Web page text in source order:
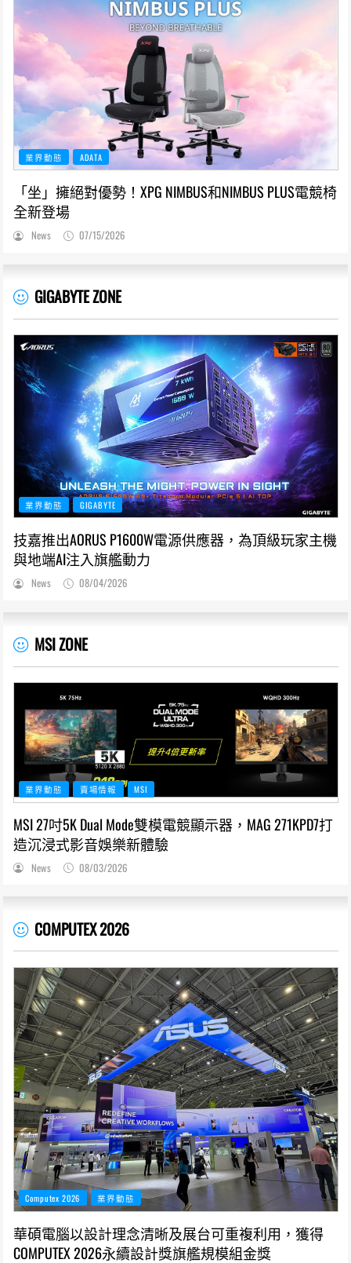
業界動態 ADATA
「坐」擁絕對優勢！XPG NIMBUS和NIMBUS PLUS電競椅
全新登場
News 07/15/2026
GIGABYTE ZONE
業界動態 GIGABYTE
技嘉推出AORUS P1600W電源供應器，為頂級玩家主機
與地端AI注入旗艦動力
News 08/04/2026
MSI ZONE
業界動態 賣場情報 MSI
MSI 27吋5K Dual Mode雙模電競顯示器，MAG 271KPD7打
造沉浸式影音娛樂新體驗
News 08/03/2026
COMPUTEX 2026
Computex 2026 業界動態
華碩電腦以設計理念清晰及展台可重複利用，獲得
COMPUTEX 2026永續設計獎旗艦規模組金獎